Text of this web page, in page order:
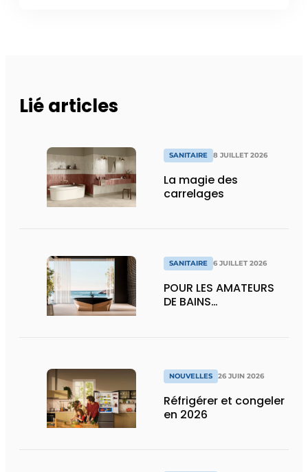
Lié articles
SANITAIRE 8 JUILLET 2026
La magie des
carrelages
SANITAIRE 6 JUILLET 2026
POUR LES AMATEURS
DE BAINS…
NOUVELLES 26 JUIN 2026
Réfrigérer et congeler
en 2026